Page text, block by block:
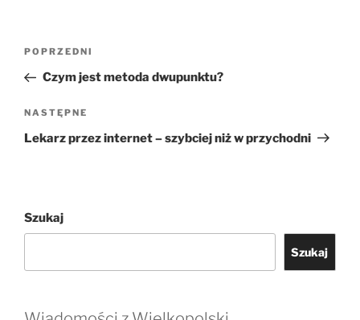
Nawigacja
Poprzedni
wpis
POPRZEDNI
Czym jest metoda dwupunktu?
Następny
wpis
NASTĘPNE
Lekarz przez internet – szybciej niż w przychodni
Szukaj
Szukaj